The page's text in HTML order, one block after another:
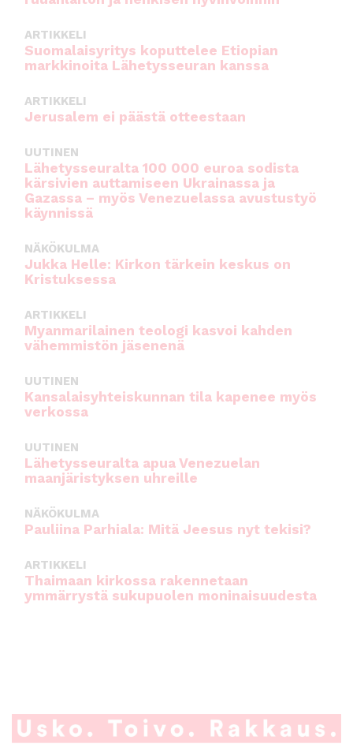
ARTIKKELI
Suomalaisyritys koputtelee Etiopian
markkinoita Lähetysseuran kanssa
ARTIKKELI
Jerusalem ei päästä otteestaan
UUTINEN
Lähetysseuralta 100 000 euroa sodista
kärsivien auttamiseen Ukrainassa ja
Gazassa – myös Venezuelassa avustustyö
käynnissä
NÄKÖKULMA
Jukka Helle: Kirkon tärkein keskus on
Kristuksessa
ARTIKKELI
Myanmarilainen teologi kasvoi kahden
vähemmistön jäsenenä
UUTINEN
Kansalaisyhteiskunnan tila kapenee myös
verkossa
UUTINEN
Lähetysseuralta apua Venezuelan
maanjäristyksen uhreille
NÄKÖKULMA
Pauliina Parhiala: Mitä Jeesus nyt tekisi?
ARTIKKELI
Thaimaan kirkossa rakennetaan
ymmärrystä sukupuolen moninaisuudesta